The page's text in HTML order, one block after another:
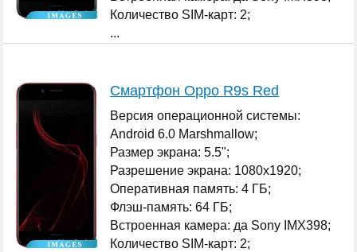
Количество SIM-карт: 2;
...
Смартфон Oppo R9s Red
Версия операционной системы:
Android 6.0 Marshmallow;
Размер экрана: 5.5";
Разрешение экрана: 1080x1920;
Оперативная память: 4 ГБ;
Флэш-память: 64 ГБ;
Встроенная камера: да Sony IMX398;
Количество SIM-карт: 2;